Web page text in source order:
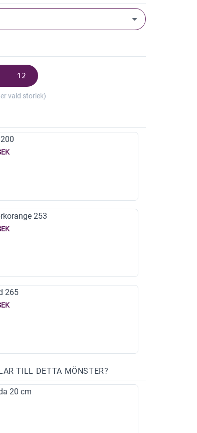
12
vald storlek)
253
265
TILL DETTA MÖNSTER?
20 cm